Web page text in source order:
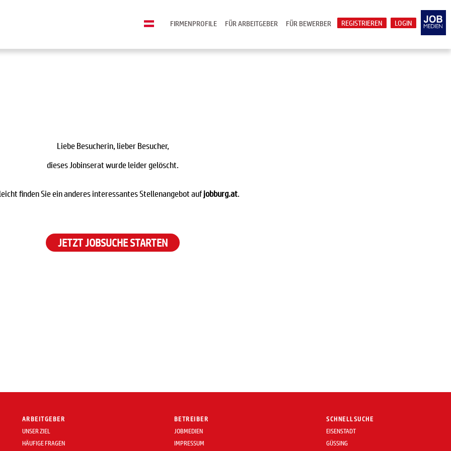
LOGIN
REGISTRIEREN
FÜR BEWERBER
FÜR ARBEITGEBER
FIRMENPROFILE
Liebe Besucherin, lieber Besucher,
dieses Jobinserat wurde leider gelöscht.
finden Sie ein anderes interessantes Stellenangebot aufjobburg.at.
JETZT JOBSUCHE STARTEN
ARBEITGEBER
UNSER ZIEL
HÄUFIGE FRAGEN
BETREIBER
JOBMEDIEN
IMPRESSUM
SCHNELLSUCHE
EISENSTADT
GÜSSING